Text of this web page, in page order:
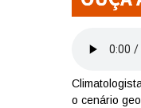
o cenário